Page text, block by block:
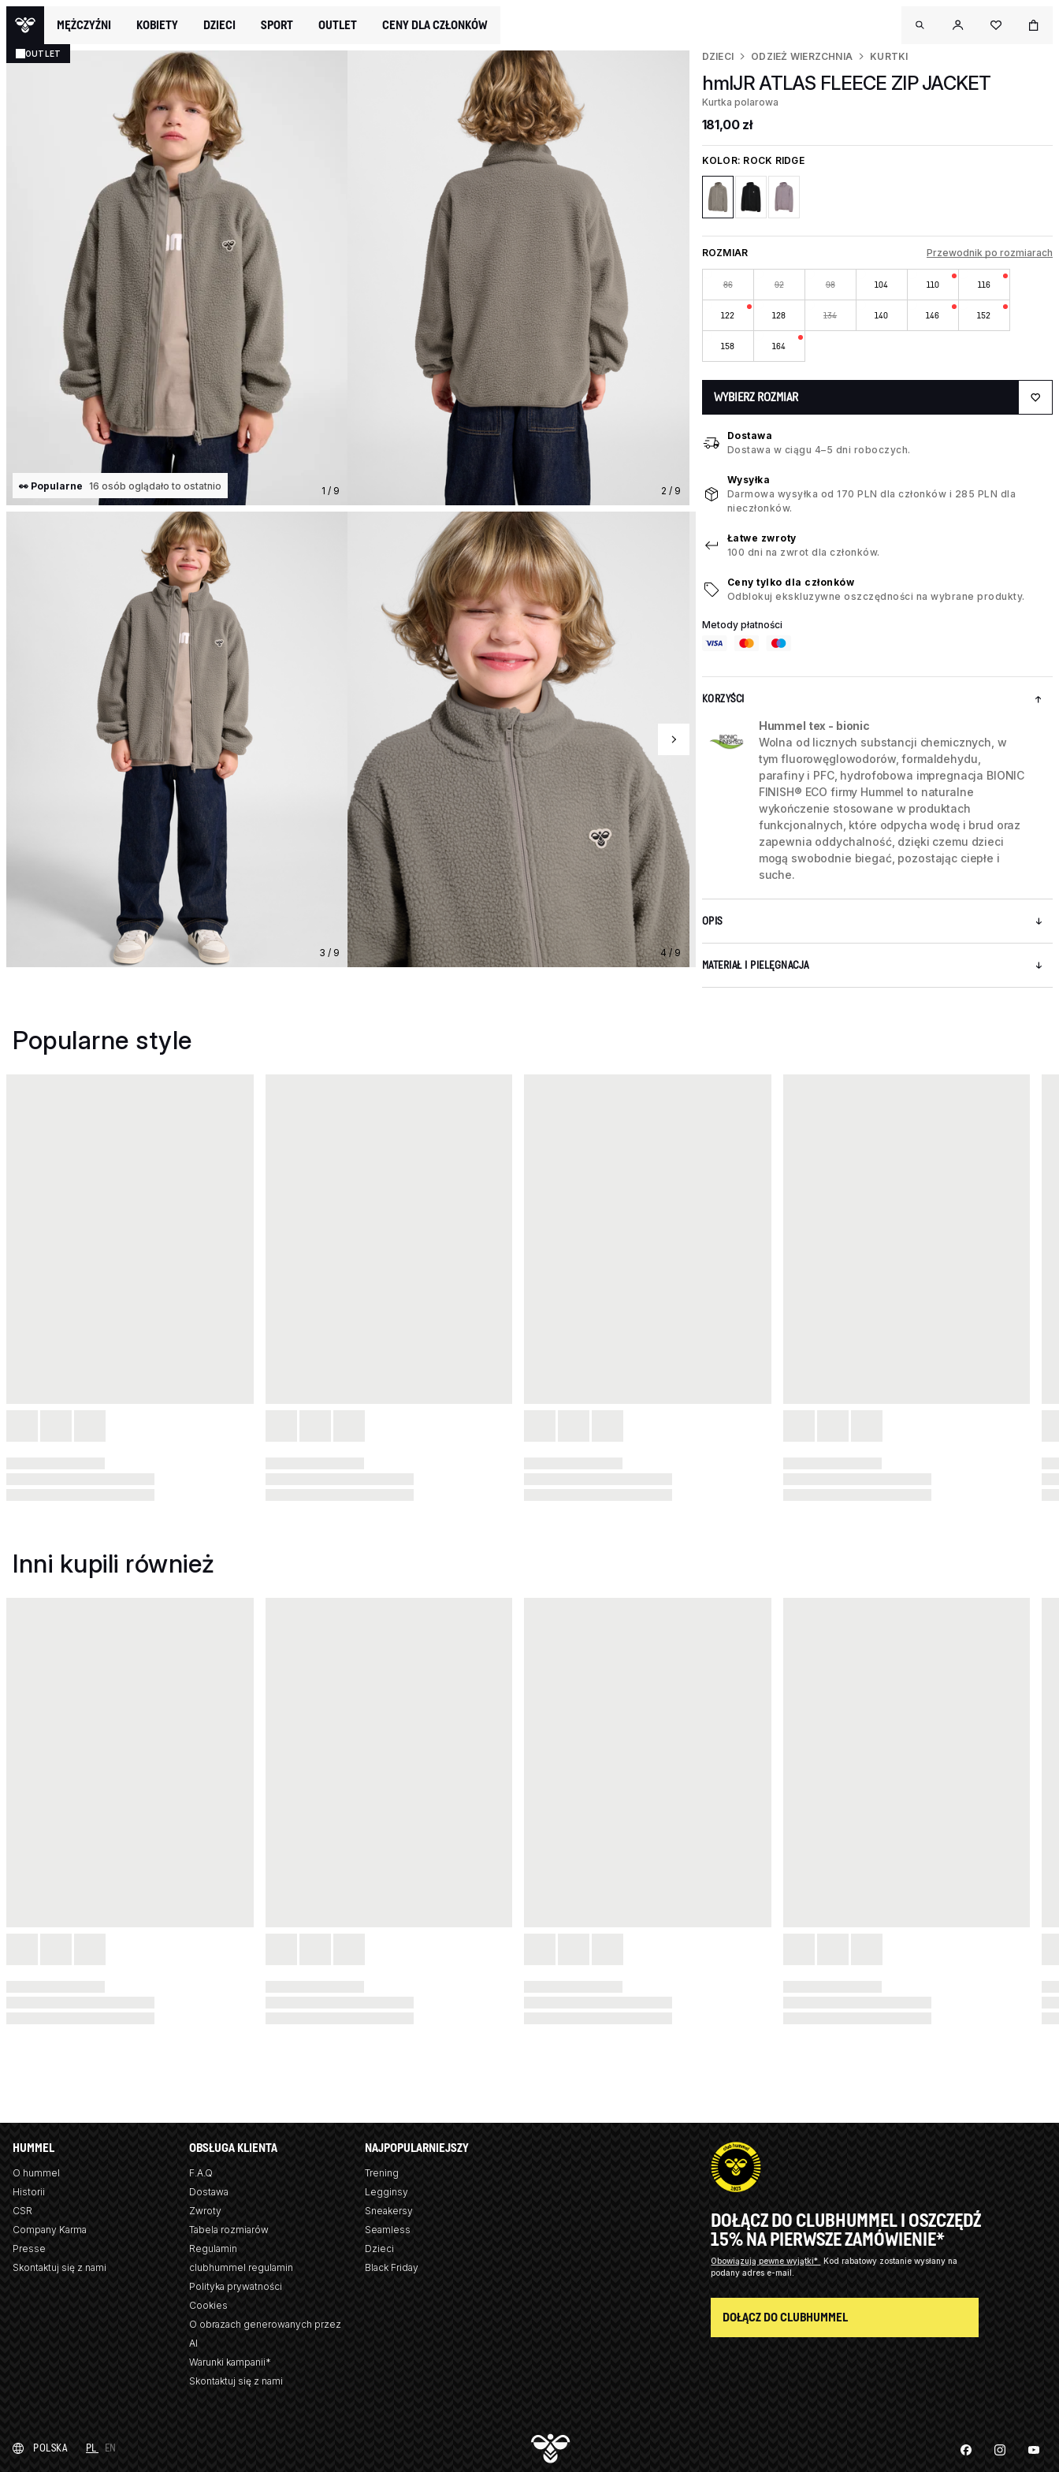
MĘŻCZYŹNI KOBIETY DZIECI SPORT OUTLET CENY DLA CZŁONKÓW
OUTLET
1 / 9
👀 Popularne 16 osób oglądało to ostatnio 2 / 9
3 / 9 4 / 9
DZIECI ODZIEŻ WIERZCHNIA KURTKI
hmlJR ATLAS FLEECE ZIP JACKET
Kurtka polarowa
181,00 zł
KOLOR: ROCK RIDGE
ROZMIAR Przewodnik po rozmiarach
86 92 98 104 110 116
122 128 134 140 146 152
158 164
WYBIERZ ROZMIAR
Dostawa
Dostawa w ciągu 4–5 dni roboczych.
Wysyłka
Darmowa wysyłka od 170 PLN dla członków i 285 PLN dla
nieczłonków.
Łatwe zwroty
100 dni na zwrot dla członków.
Ceny tylko dla członków
Odblokuj ekskluzywne oszczędności na wybrane produkty.
Metody płatności
KORZYŚCI
Hummel tex - bionic
Wolna od licznych substancji chemicznych, w
tym fluorowęglowodorów, formaldehydu,
parafiny i PFC, hydrofobowa impregnacja BIONIC
FINISH® ECO firmy Hummel to naturalne
wykończenie stosowane w produktach
funkcjonalnych, które odpycha wodę i brud oraz
zapewnia oddychalność, dzięki czemu dzieci
mogą swobodnie biegać, pozostając ciepłe i
suche.
OPIS
MATERIAŁ I PIELĘGNACJA
Popularne style
Inni kupili również
HUMMEL
O hummel
Historii
CSR
Company Karma
Presse
Skontaktuj się z nami
OBSŁUGA KLIENTA
F.A.Q
Dostawa
Zwroty
Tabela rozmiarów
Regulamin
clubhummel regulamin
Polityka prywatności
Cookies
O obrazach generowanych przez
AI
Warunki kampanii*
Skontaktuj się z nami
NAJPOPULARNIEJSZY
Trening
Legginsy
Sneakersy
Seamless
Dzieci
Black Friday
DOŁĄCZ DO CLUBHUMMEL I OSZCZĘDŹ
15% NA PIERWSZE ZAMÓWIENIE*
Obowiązują pewne wyjątki*
Kod rabatowy zostanie wysłany na
podany adres e-mail.
DOŁĄCZ DO CLUBHUMMEL
POLSKA PL EN